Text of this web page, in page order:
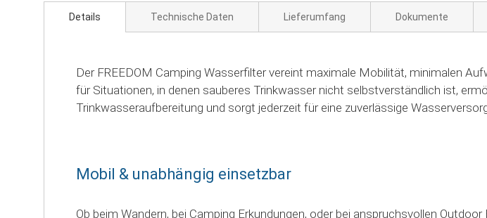
Details Technische Daten Lieferumfang Dokumente
Der FREEDOM Camping Wasserfilter vereint maximale Mobilität, minimalen
für Situationen, in denen sauberes Trinkwasser nicht selbstverständlich ist,
Trinkwasseraufbereitung und sorgt jederzeit für eine zuverlässige
Mobil & unabhängig einsetzbar
Ob beim Wandern, bei Camping Erkundungen, oder bei anspruchsvollen